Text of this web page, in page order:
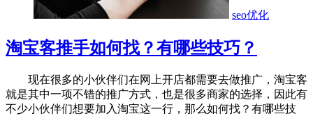
seo优化
淘宝客推手如何找？有哪些技巧？
现在很多的小伙伴们在网上开店都需要去做推广，淘宝客
就是其中一项不错的推广方式，也是很多商家的选择，因此有
不少小伙伴们想要加入淘宝这一行，那么如何找？有哪些技